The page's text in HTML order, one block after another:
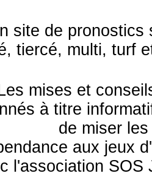
site de pronostics
tiercé, multi, turf
mises et
à titre
de miser
aux jeux
l'association